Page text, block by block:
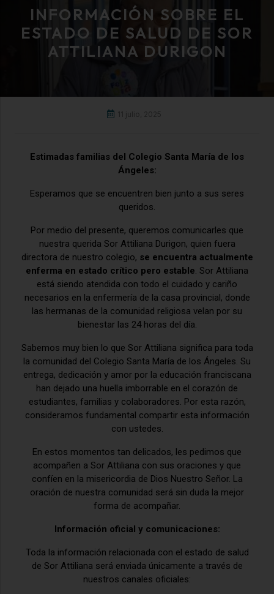
INFORMACIÓN SOBRE EL
ESTADO DE SALUD DE SOR
ATTILIANA DURIGON
11 julio, 2025
Estimadas familias del Colegio Santa María de los
Ángeles:
Esperamos que se encuentren bien junto a sus seres
queridos.
Por medio del presente, queremos comunicarles que
nuestra querida Sor Attiliana Durigon, quien fuera
directora de nuestro colegio, se encuentra actualmente
enferma en estado crítico pero estable. Sor Attiliana
está siendo atendida con todo el cuidado y cariño
necesarios en la enfermería de la casa provincial, donde
las hermanas de la comunidad religiosa velan por su
bienestar las 24 horas del día.
Sabemos muy bien lo que Sor Attiliana significa para toda
la comunidad del Colegio Santa María de los Ángeles. Su
entrega, dedicación y amor por la educación franciscana
han dejado una huella imborrable en el corazón de
estudiantes, familias y colaboradores. Por esta razón,
consideramos fundamental compartir esta información
con ustedes.
En estos momentos tan delicados, les pedimos que
acompañen a Sor Attiliana con sus oraciones y que
confíen en la misericordia de Dios Nuestro Señor. La
oración de nuestra comunidad será sin duda la mejor
forma de acompañar.
Información oficial y comunicaciones:
Toda la información relacionada con el estado de salud
de Sor Attiliana será enviada únicamente a través de
nuestros canales oficiales: